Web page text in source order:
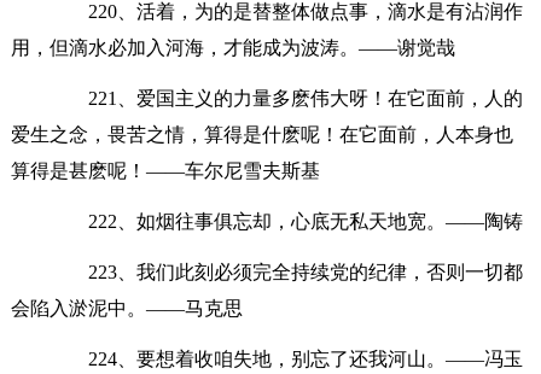
220、活着，为的是替整体做点事，滴水是有沾润作
用，但滴水必加入河海，才能成为波涛。——谢觉哉
221、爱国主义的力量多麽伟大呀！在它面前，人的
爱生之念，畏苦之情，算得是什麽呢！在它面前，人本身也
算得是甚麽呢！——车尔尼雪夫斯基
222、如烟往事俱忘却，心底无私天地宽。——陶铸
223、我们此刻必须完全持续党的纪律，否则一切都
会陷入淤泥中。——马克思
224、要想着收咱失地，别忘了还我河山。——冯玉